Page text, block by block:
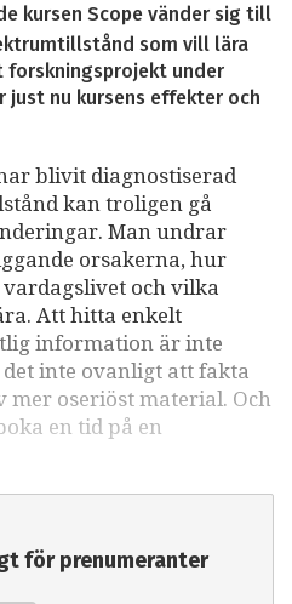
kursen Scope vänder sig till
som vill lära
forskningsprojekt under
just nu kursens effekter och
blivit diagnostiserad
kan troligen gå
Man undrar
orsakerna, hur
och vilka
Att hitta enkelt
information är inte
inte ovanligt att fakta
oseriöst material. Och
en tid på en
för prenumeranter